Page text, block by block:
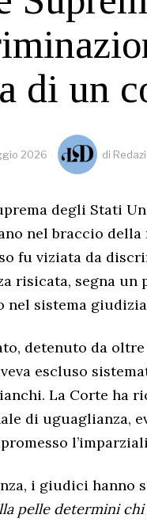
di un
2026 di
degli Stati
nel braccio
fu viziata da
risicata, segna
nel sistema
detenuto da
escluso
La Corte ha
di uguaglianza,
i giudici hanno
pelle determini